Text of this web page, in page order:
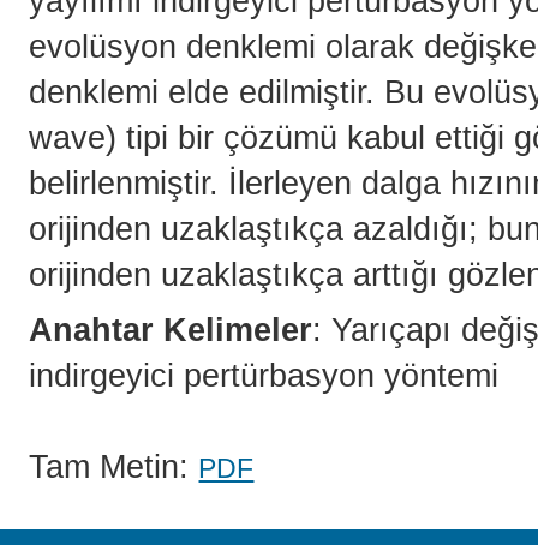
evolüsyon denklemi olarak
denklemi elde edilmiştir. Bu
wave) tipi bir çözümü kabul ettiği
belirlenmiştir. İlerleyen dalga
orijinden uzaklaştıkça azaldığı;
orijinden uzaklaştıkça arttığı
Anahtar Kelimeler: Yarıçapı
indirgeyici pertürbasyon yöntemi
Tam Metin: PDF